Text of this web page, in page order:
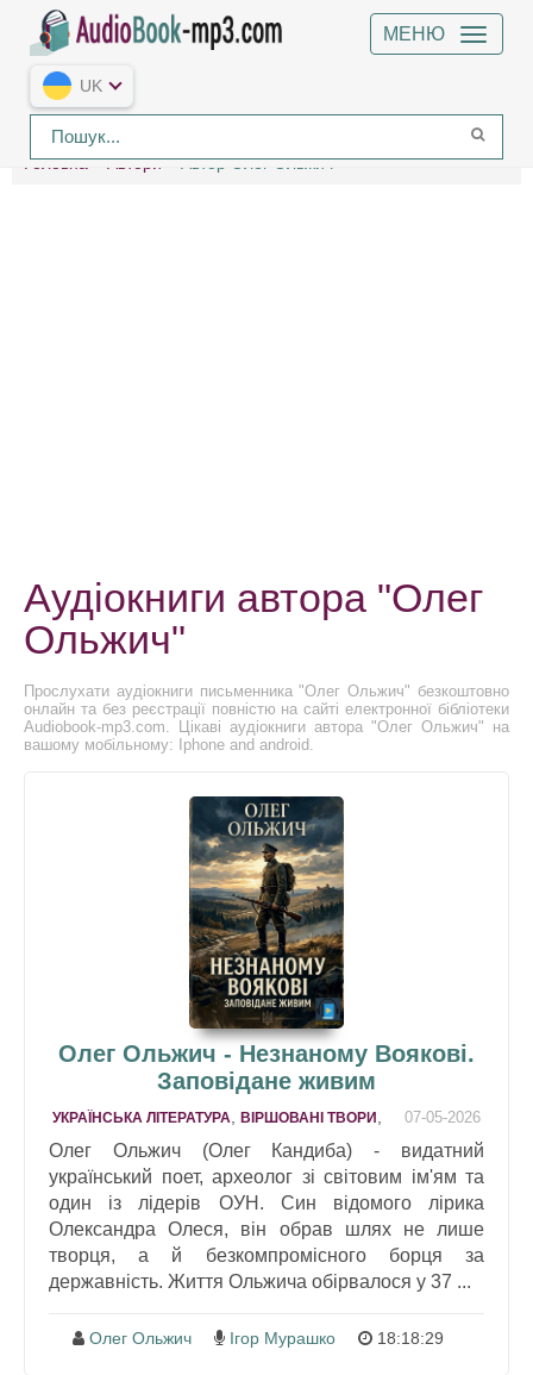
МЕНЮ
UK
Головна Автори Автор Олег Ольжич
Аудіокниги автора "Олег
Ольжич"
Прослухати аудіокниги письменника "Олег Ольжич" безкоштовно
онлайн та без реєстрації повністю на сайті електронної бібліотеки
Audiobook-mp3.com. Цікаві аудіокниги автора "Олег Ольжич" на
вашому мобільному: Iphone and android.
Олег Ольжич - Незнаному Вояковi.
Заповiдане живим
УКРАЇНСЬКА ЛІТЕРАТУРА ВІРШОВАНІ ТВОРИ 07-05-2026
Олег Ольжич (Олег Кандиба) - видатний
український поет, археолог зі світовим ім'ям та
один із лідерів ОУН. Син відомого лірика
Олександра Олеся, він обрав шлях не лише
творця, а й безкомпромісного борця за
державність. Життя Ольжича обірвалося у 37 ...
Олег Ольжич Ігор Мурашко 18:18:29